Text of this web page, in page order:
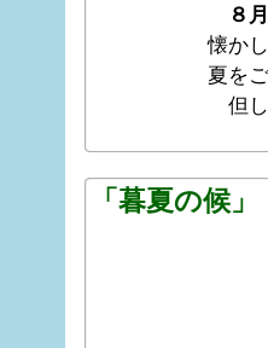
８
懐か
夏を
但
「暮夏の候」